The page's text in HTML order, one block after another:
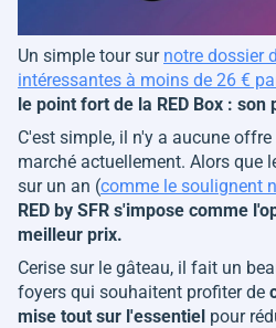
Un simple tour sur notre dossier
intéressantes à moins de 26 €
le point fort de la RED Box : son
C'est simple, il n'y a aucune
marché actuellement. Alors que
sur un an (comme le soulignent
RED by SFR s'impose comme
meilleur prix.
Cerise sur le gâteau, il fait un
foyers qui souhaitent profiter de
mise tout sur l'essentiel pour